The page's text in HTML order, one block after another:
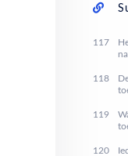
117
118
119
120